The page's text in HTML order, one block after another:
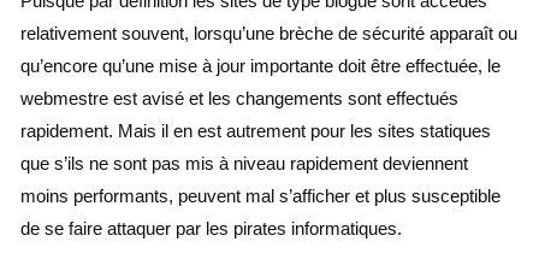
relativement souvent, lorsqu’une brèche de sécurité apparaît ou
qu’encore qu’une mise à jour importante doit être effectuée, le
webmestre est avisé et les changements sont effectués
rapidement. Mais il en est autrement pour les sites statiques
que s’ils ne sont pas mis à niveau rapidement deviennent
moins performants, peuvent mal s’afficher et plus susceptible
de se faire attaquer par les pirates informatiques.